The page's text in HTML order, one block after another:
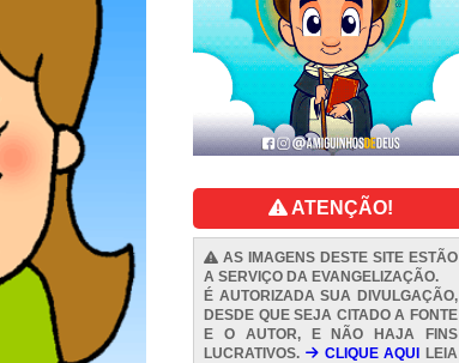
ATENÇÃO!
AS IMAGENS DESTE SITE ESTÃO
A SERVIÇO DA EVANGELIZAÇÃO.
É AUTORIZADA SUA DIVULGAÇÃO,
DESDE QUE SEJA CITADO A FONTE
E O AUTOR, E NÃO HAJA FINS
LUCRATIVOS.
CLIQUE AQUI
LEIA